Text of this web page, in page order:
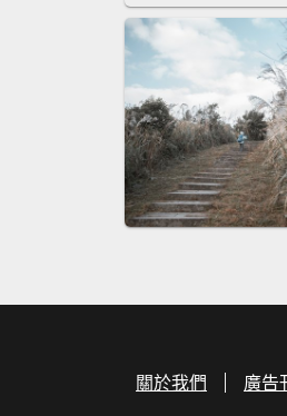
關於我們 廣告